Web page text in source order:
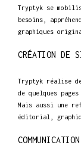
Tryptyk se
besoins,
graphiques
CRÉATION DE
Tryptyk réalise
de quelques
Mais aussi une
éditorial,